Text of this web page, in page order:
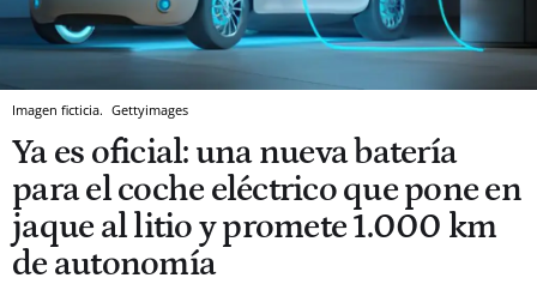
Imagen ficticia. Gettyimages
Ya es oficial: una nueva batería
para el coche eléctrico que pone en
jaque al litio y promete 1.000 km
de autonomía